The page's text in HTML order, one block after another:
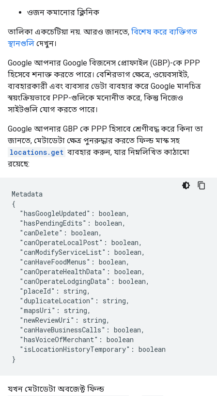
ওজন কমানোর ক্লিনিক
তালিকা একচেটিয়া নয়. আরও জানতে, বিশেষ করে ব্যক্তিগত
স্থানগুলি দেখুন।
Google আপনার Google বিজনেস প্রোফাইল (GBP)-কে PPP
হিসেবে শনাক্ত করতে পারে। বেশিরভাগ ক্ষেত্রে, ওয়েবসাইট,
ব্যবহারকারী এবং ব্যবসার ডেটা ব্যবহার করে Google মানচিত্র
স্বয়ংক্রিয়ভাবে PPP-গুলিকে মনোনীত করে, কিন্তু নিজেও
সাইটগুলি যোগ করতে পারে।
Google আপনার GBP কে PPP হিসাবে শ্রেণীবদ্ধ করে কিনা তা
জানতে, মেটাডেটা ক্ষেত্র পুনরুদ্ধার করতে ফিল্ড মাস্ক সহ
locations.get ব্যবহার করুন, যার নিম্নলিখিত কাঠামো
রয়েছে:
Metadata
"hasGoogleUpdated":
"hasPendingEdits":
"canDelete":
"canOperateLocalPost":
"canModifyServiceList":
"canHaveFoodMenus":
"canOperateHealthData":
"canOperateLodgingData":
"placeId":
"duplicateLocation":
"mapsUri":
"newReviewUri":
"canHaveBusinessCalls":
"hasVoiceOfMerchant":
"isLocationHistoryTemporary": boolean
যখন মেটাডেটা অবজেক্ট ফিল্ড